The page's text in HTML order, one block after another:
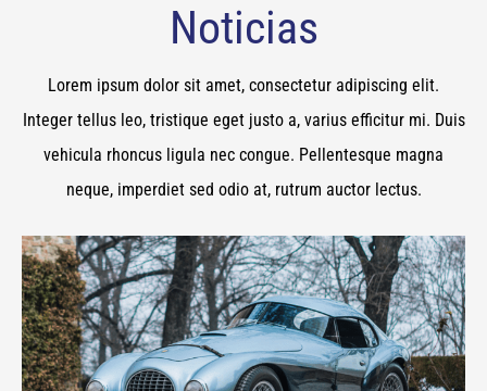
Noticias
Lorem ipsum dolor sit amet, consectetur adipiscing elit.
Integer tellus leo, tristique eget justo a, varius efficitur mi. Duis
vehicula rhoncus ligula nec congue. Pellentesque magna
neque, imperdiet sed odio at, rutrum auctor lectus.